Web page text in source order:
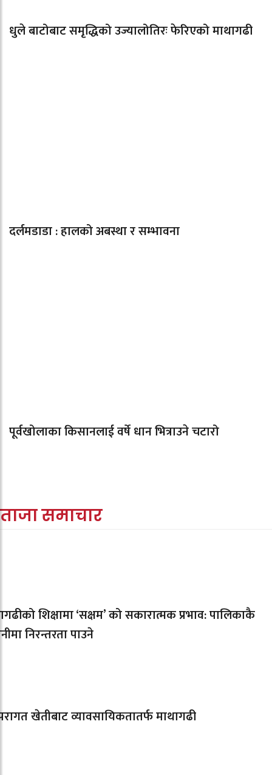
धुले बाटोबाट समृद्धिको उज्यालोतिरः फेरिएको माथागढी
दर्लमडाडा : हालको अबस्था र सम्भावना
पूर्वखोलाका किसानलाई वर्षे धान भित्राउने चटारो
ताजा समाचार
शिक्षामा ‘सक्षम’ को सकारात्मक प्रभाव: पालिकाकै
निरन्तरता पाउने
खेतीबाट व्यावसायिकतातर्फ माथागढी